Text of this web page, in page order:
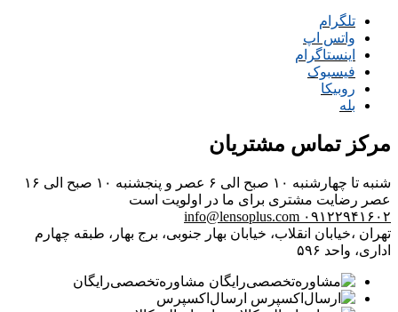
تلگرام
واتس اپ
اینستاگرام
فیسبوک
روبیکا
بله
مرکز تماس مشتریان
شنبه تا چهارشنبه ۱۰ صبح الی ۶ عصر و پنجشنبه ۱۰ صبح الی ۱۶
عصر رضایت مشتری برای ما در اولویت است
۰۹۱۲۲۹۴۱۶۰۲ info@lensoplus.com
تهران ،خیابان انقلاب، خیابان بهار جنوبی، برج بهار، طبقه چهارم
اداری، واحد ۵۹۶
مشاوره‌تخصصی‌رایگان
ارسال‌اکسپرس